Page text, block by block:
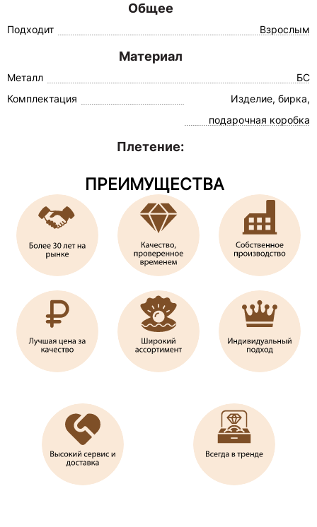
Общее
Подходит Взрослым
Материал
Металл
БС
Комплектация
Изделие, бирка,
подарочная коробка
Плетение:
ПРЕИМУЩЕСТВА